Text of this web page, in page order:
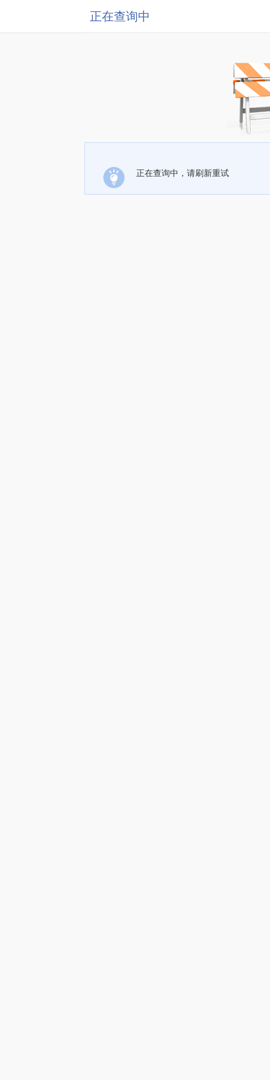
正在查询中
正在查询中，请刷新重试